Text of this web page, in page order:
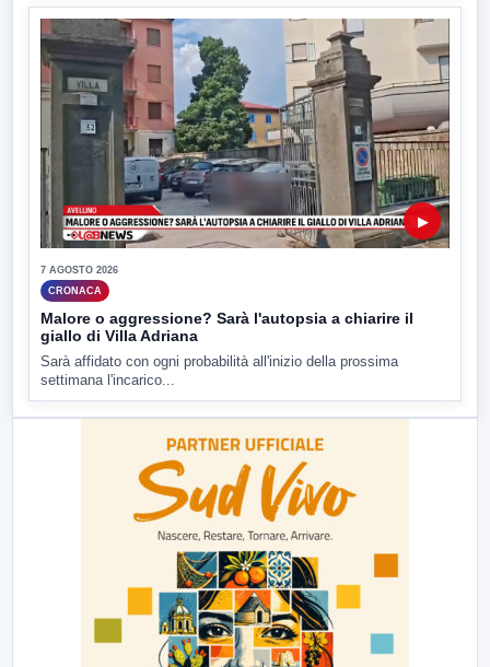
▶
7 AGOSTO 2026
CRONACA
Malore o aggressione? Sarà l'autopsia a chiarire il
giallo di Villa Adriana
Sarà affidato con ogni probabilità all'inizio della prossima
settimana l'incarico...